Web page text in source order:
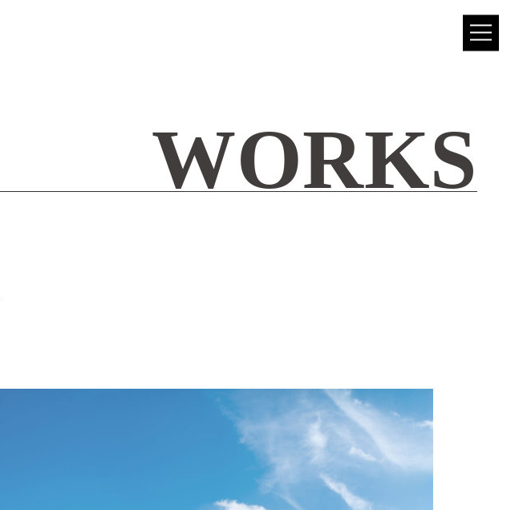
WORKS